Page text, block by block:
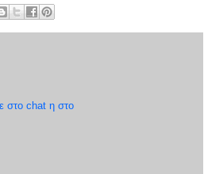
στο chat η στο